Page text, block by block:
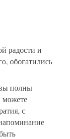
радости и
обогатились
полны
можете
с